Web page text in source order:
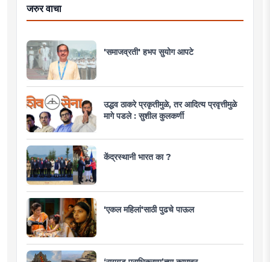
जरुर वाचा
'समाजव्रती' हभप सुयोग आपटे
उद्धव ठाकरे प्रकृतीमुळे, तर आदित्य प्रवृत्तीमुळे
मागे पडले : सुशील कुलकर्णी
केंद्रस्थानी भारत का ?
'एकल महिलां'साठी पुढचे पाऊल